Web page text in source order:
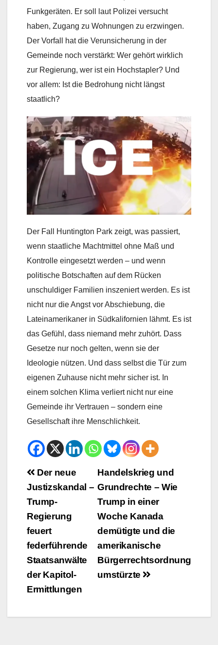
Funkgeräten. Er soll laut Polizei versucht
haben, Zugang zu Wohnungen zu erzwingen.
Der Vorfall hat die Verunsicherung in der
Gemeinde noch verstärkt: Wer gehört wirklich
zur Regierung, wer ist ein Hochstapler? Und
vor allem: Ist die Bedrohung nicht längst
staatlich?
Der Fall Huntington Park zeigt, was passiert,
wenn staatliche Machtmittel ohne Maß und
Kontrolle eingesetzt werden – und wenn
politische Botschaften auf dem Rücken
unschuldiger Familien inszeniert werden. Es ist
nicht nur die Angst vor Abschiebung, die
Lateinamerikaner in Südkalifornien lähmt. Es ist
das Gefühl, dass niemand mehr zuhört. Dass
Gesetze nur noch gelten, wenn sie der
Ideologie nützen. Und dass selbst die Tür zum
eigenen Zuhause nicht mehr sicher ist. In
einem solchen Klima verliert nicht nur eine
Gemeinde ihr Vertrauen – sondern eine
Gesellschaft ihre Menschlichkeit.
Beitrags-
Navigation
Handelskrieg und
Grundrechte – Wie
Trump in einer
Woche Kanada
demütigte und die
amerikanische
Bürgerrechtsordnung
umstürzte
Der neue
Justizskandal –
Trump-
Regierung
feuert
federführende
Staatsanwälte
der Kapitol-
Ermittlungen